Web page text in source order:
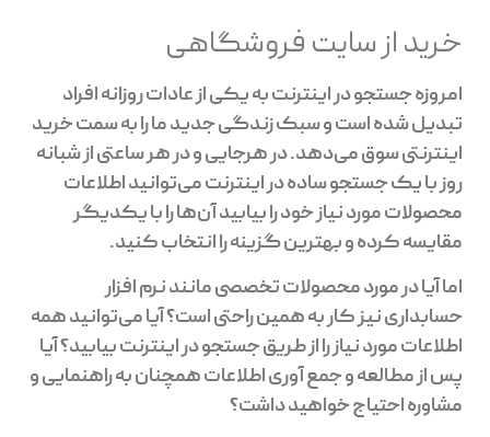
خرید از سایت فروشگاهی
امروزه جستجو در اینترنت به یکی از عادات روزانه افراد
تبدیل شده است و سبک زندگی جدید ما را به سمت خرید
اینترنتی سوق می‌دهد. در هرجایی و در هر ساعتی از شبانه
روز با یک جستجو ساده در اینترنت می‌توانید اطلاعات
محصولات مورد نیاز خود را بیابید آن‌ها را با یکدیگر
مقایسه کرده و بهترین گزینه را انتخاب کنید.
اما آیا در مورد محصولات تخصصی مانند نرم افزار
حسابداری نیز کار به همین راحتی است؟ آیا می‌توانید همه‌
اطلاعات مورد نیاز را از طریق جستجو در اینترنت بیابید؟ آیا
پس از مطالعه و جمع آوری اطلاعات همچنان به راهنمایی و
مشاوره احتیاج خواهید داشت؟